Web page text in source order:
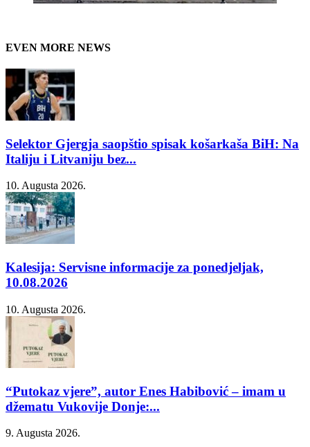
EVEN MORE NEWS
Selektor Gjergja saopštio spisak košarkaša BiH: Na
Italiju i Litvaniju bez...
10. Augusta 2026.
Kalesija: Servisne informacije za ponedjeljak,
10.08.2026
10. Augusta 2026.
“Putokaz vjere”, autor Enes Habibović – imam u
džematu Vukovije Donje:...
9. Augusta 2026.